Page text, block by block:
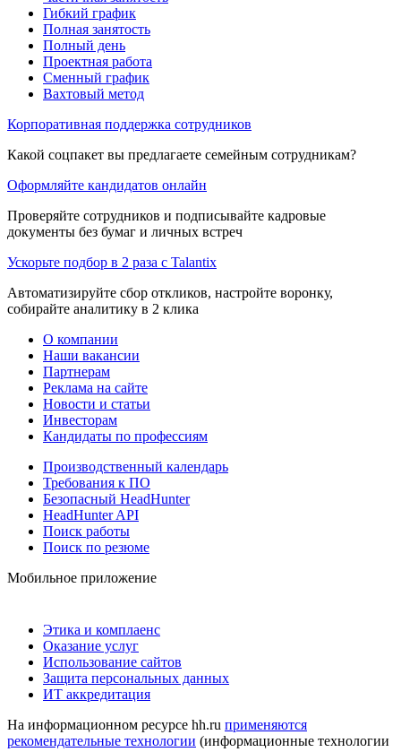
Гибкий график
Полная занятость
Полный день
Проектная работа
Сменный график
Вахтовый метод
Корпоративная поддержка сотрудников
Какой соцпакет вы предлагаете семейным сотрудникам?
Оформляйте кандидатов онлайн
Проверяйте сотрудников и подписывайте кадровые
документы без бумаг и личных встреч
Ускорьте подбор в 2 раза с Talantix
Автоматизируйте сбор откликов, настройте воронку,
собирайте аналитику в 2 клика
О компании
Наши вакансии
Партнерам
Реклама на сайте
Новости и статьи
Инвесторам
Кандидаты по профессиям
Производственный календарь
Требования к ПО
Безопасный HeadHunter
HeadHunter API
Поиск работы
Поиск по резюме
Мобильное приложение
Этика и комплаенс
Оказание услуг
Использование сайтов
Защита персональных данных
ИТ аккредитация
На информационном ресурсе hh.ru применяются
рекомендательные технологии (информационные технологии